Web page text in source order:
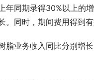
年同期录得30%以上的
同时，期间费用得到有
业务收入同比分别增